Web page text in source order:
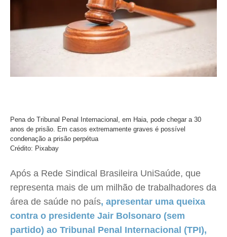
Pena do Tribunal Penal Internacional, em Haia, pode chegar a 30
anos de prisão. Em casos extremamente graves é possível
condenação a prisão perpétua
Crédito: Pixabay
Após a Rede Sindical Brasileira UniSaúde, que
representa mais de um milhão de trabalhadores da
área de saúde no país, apresentar uma queixa
contra o presidente Jair Bolsonaro (sem
partido) ao Tribunal Penal Internacional (TPI),